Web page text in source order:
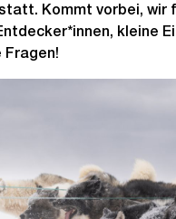
statt. Kommt vorbei, wir
kleine
Fragen!